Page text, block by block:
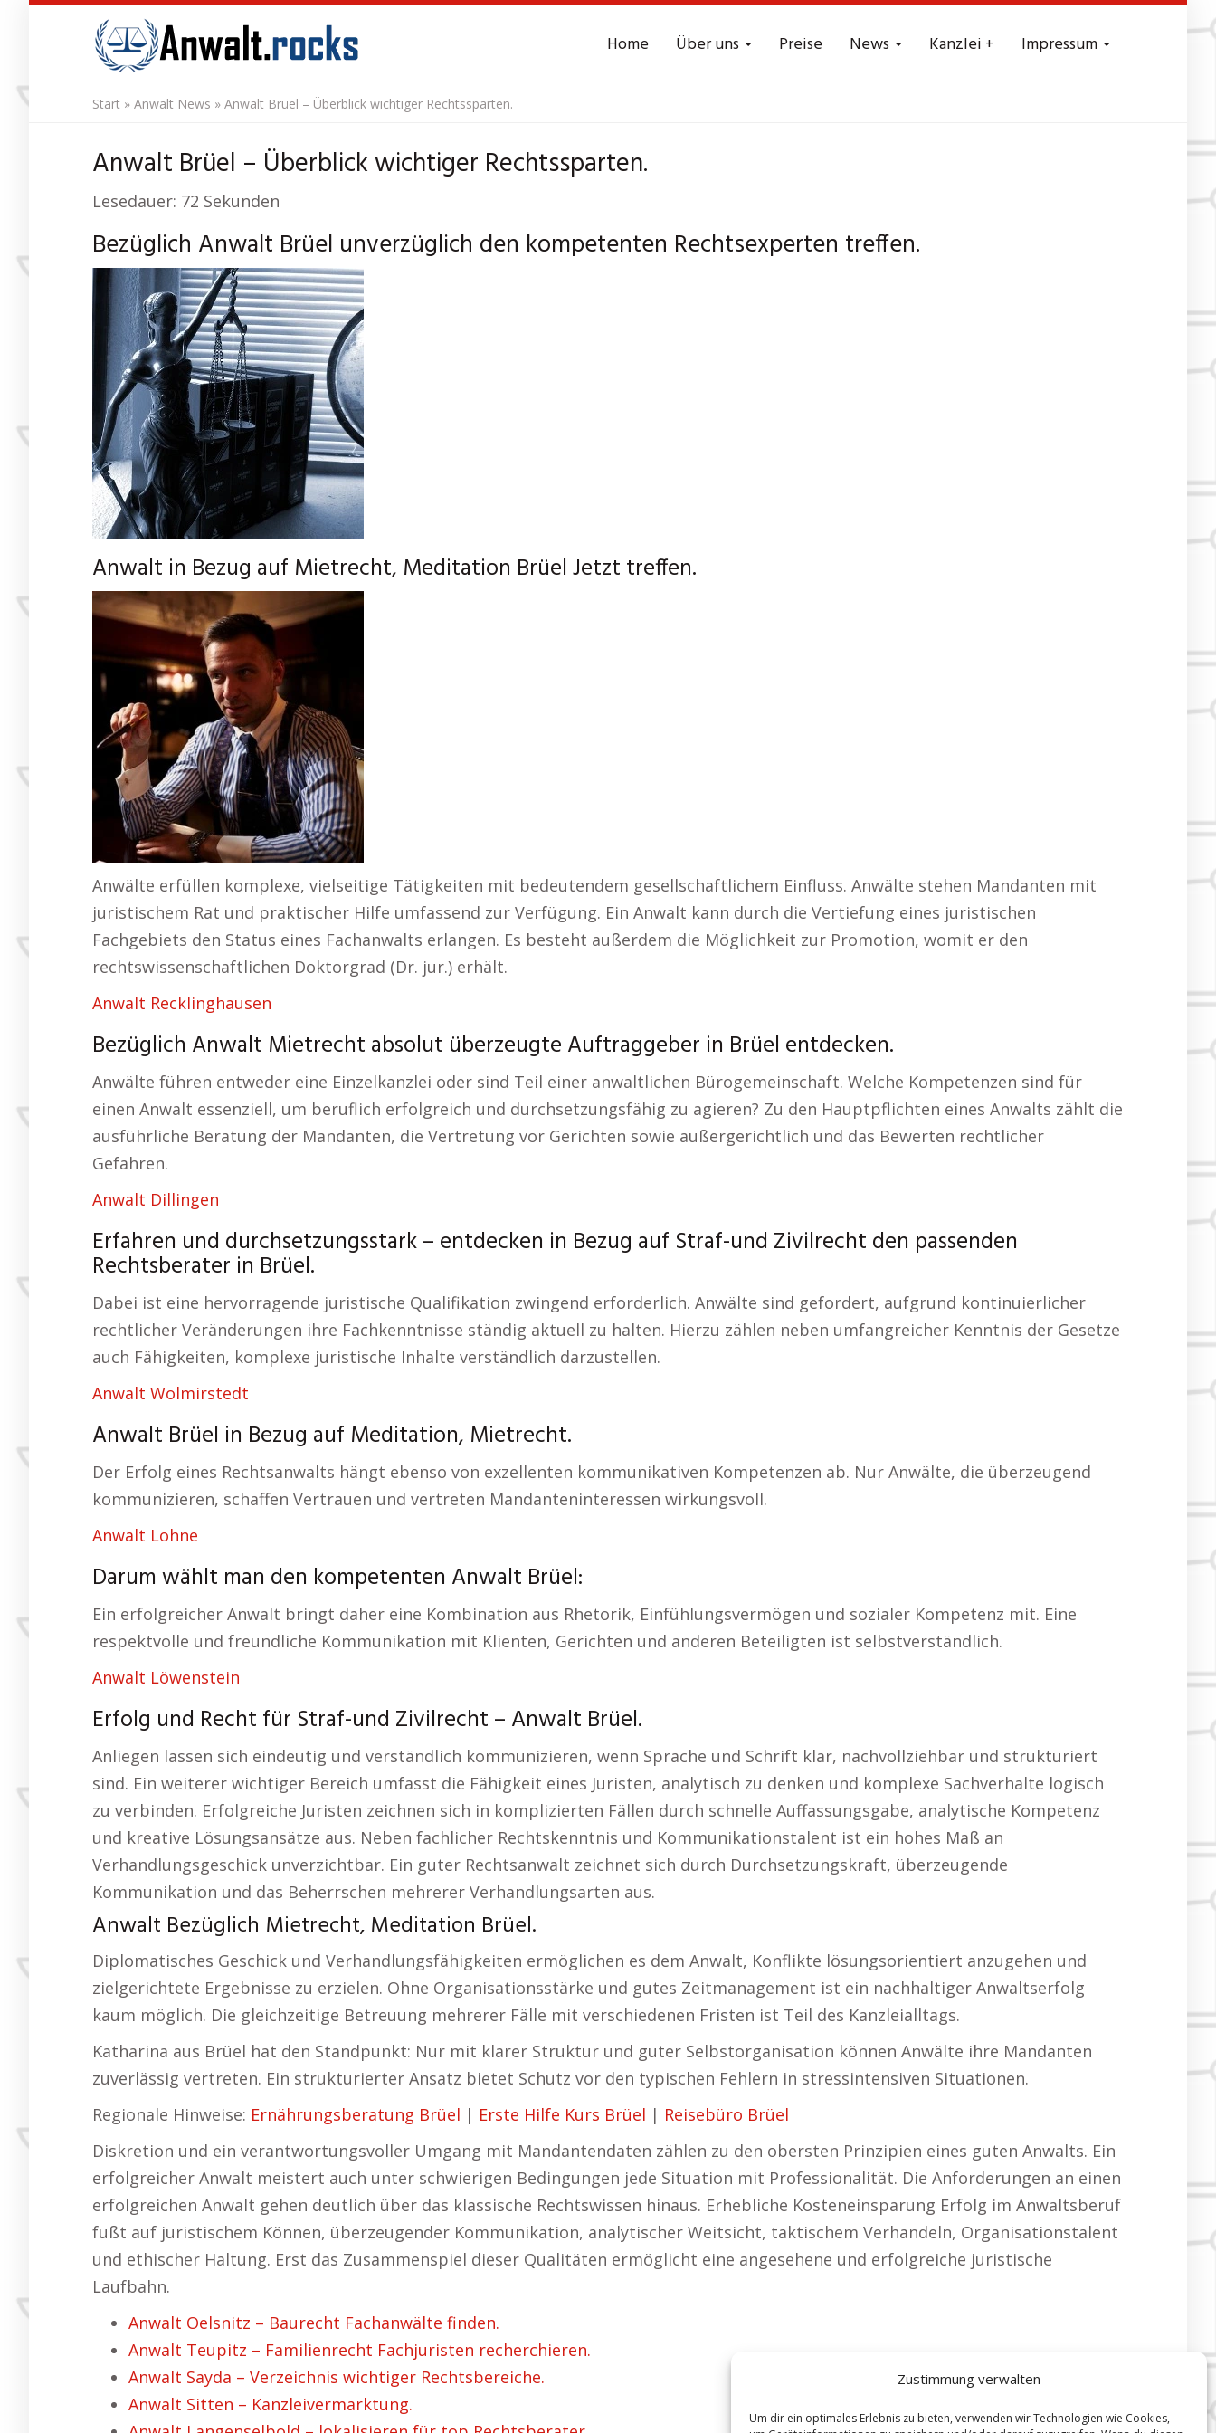
Zustimmung verwalten
Um dir ein optimales Erlebnis zu bieten, verwenden wir Technologien wie Cookies,
content
Home Über uns Preise News Kanzlei + Impressum
Start » Anwalt News » Anwalt Brüel – Überblick wichtiger Rechtssparten.
Anwalt Brüel – Überblick wichtiger Rechtssparten.
Lesedauer: 72 Sekunden
Bezüglich Anwalt Brüel unverzüglich den kompetenten Rechtsexperten treffen.
Anwalt in Bezug auf Mietrecht, Meditation Brüel Jetzt treffen.
Anwälte erfüllen komplexe, vielseitige Tätigkeiten mit bedeutendem gesellschaftlichem Einfluss. Anwälte stehen Mandanten mit
juristischem Rat und praktischer Hilfe umfassend zur Verfügung. Ein Anwalt kann durch die Vertiefung eines juristischen
Fachgebiets den Status eines Fachanwalts erlangen. Es besteht außerdem die Möglichkeit zur Promotion, womit er den
rechtswissenschaftlichen Doktorgrad (Dr. jur.) erhält.
Anwalt Recklinghausen
Bezüglich Anwalt Mietrecht absolut überzeugte Auftraggeber in Brüel entdecken.
Anwälte führen entweder eine Einzelkanzlei oder sind Teil einer anwaltlichen Bürogemeinschaft. Welche Kompetenzen sind für
einen Anwalt essenziell, um beruflich erfolgreich und durchsetzungsfähig zu agieren? Zu den Hauptpflichten eines Anwalts zählt die
ausführliche Beratung der Mandanten, die Vertretung vor Gerichten sowie außergerichtlich und das Bewerten rechtlicher
Gefahren.
Anwalt Dillingen
Erfahren und durchsetzungsstark – entdecken in Bezug auf Straf-und Zivilrecht den passenden
Rechtsberater in Brüel.
Dabei ist eine hervorragende juristische Qualifikation zwingend erforderlich. Anwälte sind gefordert, aufgrund kontinuierlicher
rechtlicher Veränderungen ihre Fachkenntnisse ständig aktuell zu halten. Hierzu zählen neben umfangreicher Kenntnis der Gesetze
auch Fähigkeiten, komplexe juristische Inhalte verständlich darzustellen.
Anwalt Wolmirstedt
Anwalt Brüel in Bezug auf Meditation, Mietrecht.
Der Erfolg eines Rechtsanwalts hängt ebenso von exzellenten kommunikativen Kompetenzen ab. Nur Anwälte, die überzeugend
kommunizieren, schaffen Vertrauen und vertreten Mandanteninteressen wirkungsvoll.
Anwalt Lohne
Darum wählt man den kompetenten Anwalt Brüel:
Ein erfolgreicher Anwalt bringt daher eine Kombination aus Rhetorik, Einfühlungsvermögen und sozialer Kompetenz mit. Eine
respektvolle und freundliche Kommunikation mit Klienten, Gerichten und anderen Beteiligten ist selbstverständlich.
Anwalt Löwenstein
Erfolg und Recht für Straf-und Zivilrecht – Anwalt Brüel.
Anliegen lassen sich eindeutig und verständlich kommunizieren, wenn Sprache und Schrift klar, nachvollziehbar und strukturiert
sind. Ein weiterer wichtiger Bereich umfasst die Fähigkeit eines Juristen, analytisch zu denken und komplexe Sachverhalte logisch
zu verbinden. Erfolgreiche Juristen zeichnen sich in komplizierten Fällen durch schnelle Auffassungsgabe, analytische Kompetenz
und kreative Lösungsansätze aus. Neben fachlicher Rechtskenntnis und Kommunikationstalent ist ein hohes Maß an
Verhandlungsgeschick unverzichtbar. Ein guter Rechtsanwalt zeichnet sich durch Durchsetzungskraft, überzeugende
Kommunikation und das Beherrschen mehrerer Verhandlungsarten aus.
Anwalt Bezüglich Mietrecht, Meditation Brüel.
Diplomatisches Geschick und Verhandlungsfähigkeiten ermöglichen es dem Anwalt, Konflikte lösungsorientiert anzugehen und
zielgerichtete Ergebnisse zu erzielen. Ohne Organisationsstärke und gutes Zeitmanagement ist ein nachhaltiger Anwaltserfolg
kaum möglich. Die gleichzeitige Betreuung mehrerer Fälle mit verschiedenen Fristen ist Teil des Kanzleialltags.
Katharina aus Brüel hat den Standpunkt: Nur mit klarer Struktur und guter Selbstorganisation können Anwälte ihre Mandanten
zuverlässig vertreten. Ein strukturierter Ansatz bietet Schutz vor den typischen Fehlern in stressintensiven Situationen.
Regionale Hinweise: Ernährungsberatung Brüel | Erste Hilfe Kurs Brüel | Reisebüro Brüel
Diskretion und ein verantwortungsvoller Umgang mit Mandantendaten zählen zu den obersten Prinzipien eines guten Anwalts. Ein
erfolgreicher Anwalt meistert auch unter schwierigen Bedingungen jede Situation mit Professionalität. Die Anforderungen an einen
erfolgreichen Anwalt gehen deutlich über das klassische Rechtswissen hinaus. Erhebliche Kosteneinsparung Erfolg im Anwaltsberuf
fußt auf juristischem Können, überzeugender Kommunikation, analytischer Weitsicht, taktischem Verhandeln, Organisationstalent
und ethischer Haltung. Erst das Zusammenspiel dieser Qualitäten ermöglicht eine angesehene und erfolgreiche juristische
Laufbahn.
Anwalt Oelsnitz – Baurecht Fachanwälte finden.
Anwalt Teupitz – Familienrecht Fachjuristen recherchieren.
Anwalt Sayda – Verzeichnis wichtiger Rechtsbereiche.
Anwalt Sitten – Kanzleivermarktung.